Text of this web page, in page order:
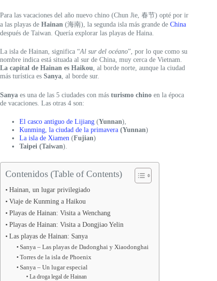
Para las vacaciones del año nuevo chino (Chun Jie, 春节) opté por ir
a las playas de Hainan (海南), la segunda isla más grande de China
después de Taiwan. Quería explorar las playas de Haina.
La isla de Hainan, significa “Al sur del océano”, por lo que como su
nombre indica está situada al sur de China, muy cerca de Vietnam.
La capital de Hainan es Haikou, al borde norte, aunque la ciudad
más turística es Sanya, al borde sur.
Sanya es una de las 5 ciudades con más turismo chino en la época
de vacaciones. Las otras 4 son:
El casco antiguo de Lijiang (Yunnan),
Kunming, la ciudad de la primavera (Yunnan)
La isla de Xiamen (Fujian)
Taipei (Taiwan).
Contenidos (Table of Contents)
Hainan, un lugar privilegiado
Viaje de Kunming a Haikou
Playas de Hainan: Visita a Wenchang
Playas de Hainan: Visita a Dongjiao Yelin
Las playas de Hainan: Sanya
Sanya – Las playas de Dadonghai y Xiaodonghai
Torres de la isla de Phoenix
Sanya – Un lugar especial
La droga legal de Hainan